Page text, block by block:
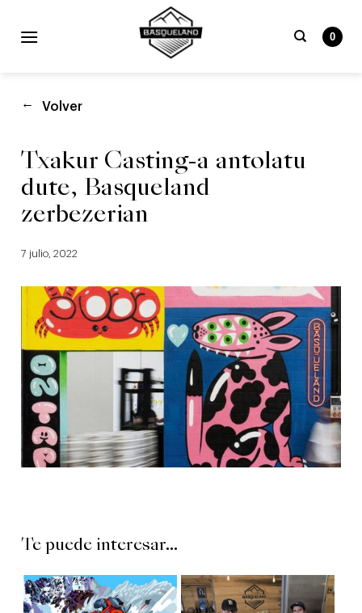
0
Volver
Txakur Casting-a antolatu
dute, Basqueland
zerbezerian
7 julio, 2022
Te puede interesar...